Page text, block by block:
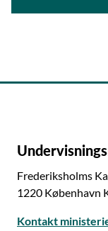
Frederiksholms
1220 København
Kontakt